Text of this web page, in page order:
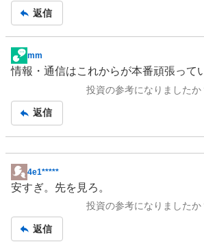
返信
掲
示
事
mm
情報・ 通信はこれからが本番頑張って
投資の参考になりましたか
返信
掲
示
事
4e1*****
安すぎ。先を見ろ。
投資の参考になりましたか
返信